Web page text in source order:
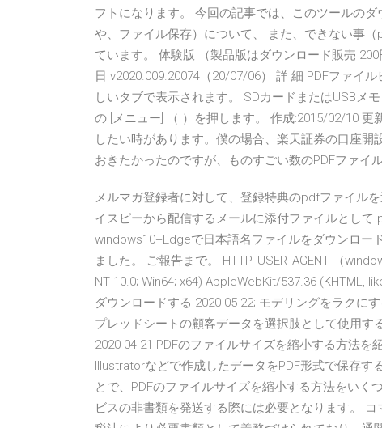
フトになります。 今回の記事では、このツールの
や、ファイル保存）について、 また、できない事
ています。 体験版 （製品版はダウンロード販売
日 v2020.009.20074（20/07/06） 詳 細 PDFファイ
しいタブで表示されます。 SDカードまたはUSBメ
の [メニュー] （ ）を押します。 作成:2015/02/10
したい時があります。僕の場合、楽天証券の口座
おきたかったのですが、ものすごい数のPDFファイ
メルマガ登録者に対して、登録特典のpdfファイル
イスピーから配信するメールに添付ファイルとして
windows10+Edgeで日本語名ファイルをダウンロー
ました。 ご報告まで。 HTTP_USER_AGENT （
NT 10.0; Win64; x64) AppleWebKit/537.36 (KHTML,
ダウンロードする 2020-05-22; モデリングをラクに
プレッドシートの顧客データを選択肢として使用す
2020-04-21 PDFのファイルサイズを縮小する方法
Illustratorなどで作成したデータをPDF形式で保存す
とで、PDFのファイルサイズを縮小する方法をい
ビスの非書類を発送する際には必要となります。